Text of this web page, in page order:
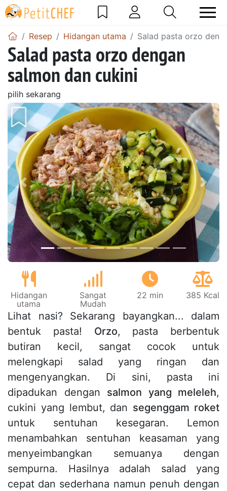
Resep Hidangan utama Salad pasta orzo
Salad pasta orzo dengan
salmon dan cukini
pilih sekarang
Sebelumnya
Hidangan
utama
Sangat
Mudah
22 min 385 Kcal
Lihat nasi? Sekarang bayangkan... dalam
bentuk pasta! Orzo, pasta berbentuk
butiran kecil, sangat cocok untuk
melengkapi salad yang ringan dan
mengenyangkan. Di sini, pasta ini
dipadukan dengan salmon yang meleleh,
cukini yang lembut, dan segenggam roket
untuk sentuhan kesegaran. Lemon
menambahkan sentuhan keasaman yang
menyeimbangkan semuanya dengan
sempurna. Hasilnya adalah salad yang
cepat dan sederhana namun penuh dengan